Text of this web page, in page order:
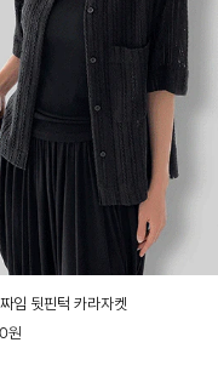
임 뒷핀턱 카라자켓
원